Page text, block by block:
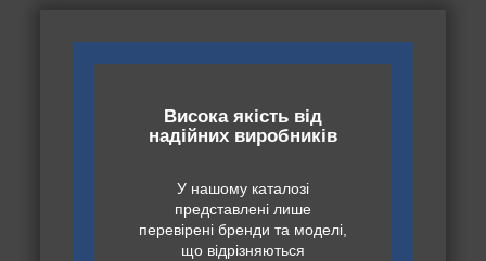
Висока якість від
надійних виробників
У нашому каталозі
представлені лише
перевірені бренди та моделі,
що відрізняються